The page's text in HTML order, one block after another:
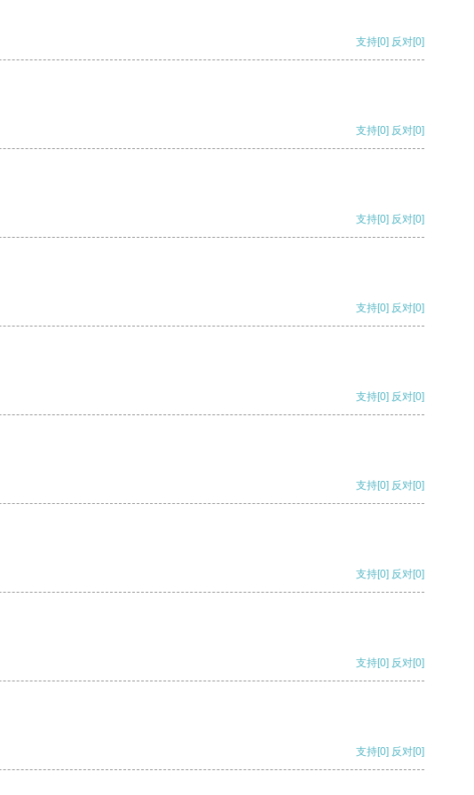
支持[0] 反对[0]
支持[0] 反对[0]
支持[0] 反对[0]
支持[0] 反对[0]
支持[0] 反对[0]
支持[0] 反对[0]
支持[0] 反对[0]
支持[0] 反对[0]
支持[0] 反对[0]